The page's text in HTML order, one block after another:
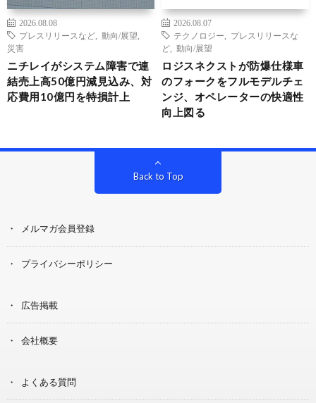
2026.08.08
プレスリリースなど
動向/展望
災害
ニチレイがシステム障害で連
結売上高50億円減見込み、対
応費用10億円を特損計上
2026.08.07
テクノロジー
プレスリリースな
ど
動向/展望
ロジスネクストが防爆仕様車
のフォークをフルモデルチェ
ンジ、オペレーターの快適性
向上図る
Back to Top
メルマガ会員登録
プライバシーポリシー
広告掲載
会社概要
よくある質問